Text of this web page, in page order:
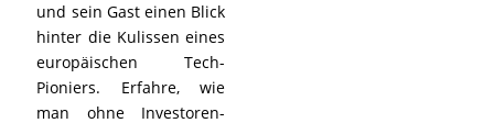
und sein Gast einen Blick
hinter die Kulissen eines
europäischen Tech-
Pioniers. Erfahre, wie
man ohne Investoren-